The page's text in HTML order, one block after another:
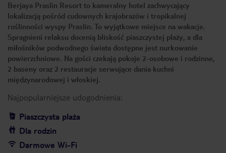
Berjaya Praslin Resort to kameralny hotel zachwycający
lokalizacją pośród cudownych krajobrazów i tropikalnej
roślinności wyspy Praslin. To wyjątkowe miejsce na wakacje.
Spragnieni relaksu docenią bliskość piaszczystej plaży, a dla
miłośników podwodnego świata dostępne jest nurkowanie
powierzchniowe. Na gości czekają pokoje 2-osobowe i rodzinne,
2 baseny oraz 2 restauracje serwujące dania kuchni
międzynarodowej i włoskiej.
Najpopularniejsze udogodnienia:
Piaszczysta plaża
Dla rodzin
Darmowe Wi-Fi